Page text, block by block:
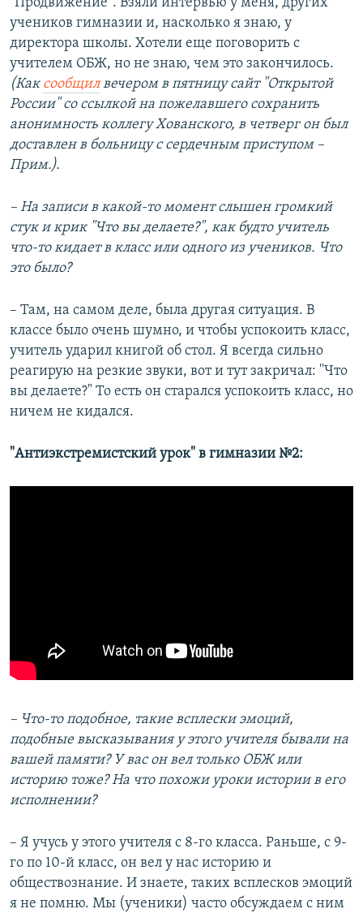
"Продвижение". Взяли интервью у меня, других
учеников гимназии и, насколько я знаю, у
директора школы. Хотели еще поговорить с
учителем ОБЖ, но не знаю, чем это закончилось.
(Как сообщилвечером в пятницу сайт "Открытой
России" со ссылкой на пожелавшего сохранить
анонимность коллегу Хованского, в четверг он был
доставлен в больницу с сердечным приступом –
Прим.).
– На записи в какой-то момент слышен громкий
стук и крик "Что вы делаете?", как будто учитель
что-то кидает в класс или одного из учеников. Что
это было?
– Там, на самом деле, была другая ситуация. В
классе было очень шумно, и чтобы успокоить класс,
учитель ударил книгой об стол. Я всегда сильно
реагирую на резкие звуки, вот и тут закричал: ''Что
вы делаете?" То есть он старался успокоить класс, но
ничем не кидался.
"Антиэкстремистский урок" в гимназии №2:
– Что-то подобное, такие всплески эмоций,
подобные высказывания у этого учителя бывали на
вашей памяти? У вас он вел только ОБЖ или
историю тоже? На что похожи уроки истории в его
исполнении?
– Я учусь у этого учителя с 8-го класса. Раньше, с 9-
го по 10-й класс, он вел у нас историю и
обществознание. И знаете, таких всплесков эмоций
я не помню. Мы (ученики) часто обсуждаем с ним